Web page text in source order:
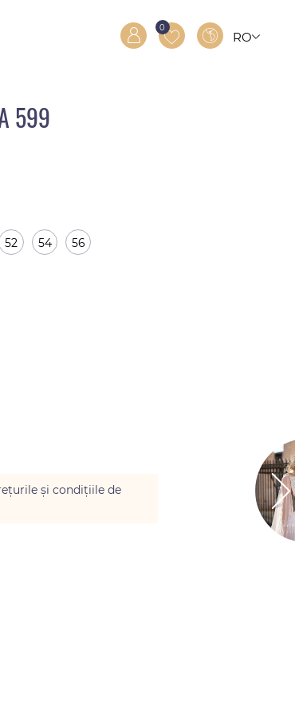
0
RO
599
52 54
56
și condițiile de